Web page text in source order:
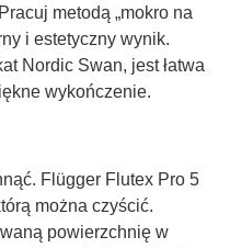
metodą „mokro na
i estetyczny wynik.
Nordic Swan, jest łatwa
wykończenie.
Flügger Flutex Pro 5
można czyścić.
powierzchnię w